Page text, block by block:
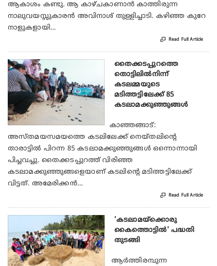
ആകാശം കണ്ടു. ആ കാഴ്ചകാണാന്‍ കാത്തിരുന്ന
നാലുവയസ്സുകാരന്‍ അവിനാശ് തുള്ളിച്ചാടി. കഴിഞ്ഞ കുറേ
നാളുകളായി…
 Read Full Article
തൈക്കടപ്പുറത്തെ
തൊട്ടിലില്‍നിന്ന്
കടലമ്മയുടെ
മടിത്തട്ടിലേക്ക് 85
കടലാമക്കുഞ്ഞുങ്ങള്‍
കാഞ്ഞങ്ങാട്:
അസ്തമയസമയത്തെ കടലിലേക്ക് നെയ്തലിന്റെ
താരാട്ടില്‍ പിറന്ന 85 കടലാമക്കുഞ്ഞുങ്ങള്‍ ഒന്നൊന്നായി
പിച്ചവച്ചു. തൈക്കടപ്പുറത്ത് വിരിഞ്ഞ
കടലാമക്കുഞ്ഞുങ്ങളെയാണ് കടലിന്റെ മടിത്തട്ടിലേക്ക്
വിട്ടത്. അമേരിക്കന്‍…
 Read Full Article
'കടലാമയ്‌ക്കൊരു
കൈത്തൊട്ടില്‍' പദ്ധതി
തുടങ്ങി
ആര്‍ത്തിരമ്പുന്ന